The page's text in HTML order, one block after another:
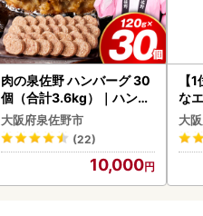
肉の泉佐野 ハンバーグ 30
個（合計3.6kg）｜ハンバ
ーグ 訳あり 黒毛和牛×なに
わポーク
大阪府泉佐野市
(22)
10,000
【
な
大